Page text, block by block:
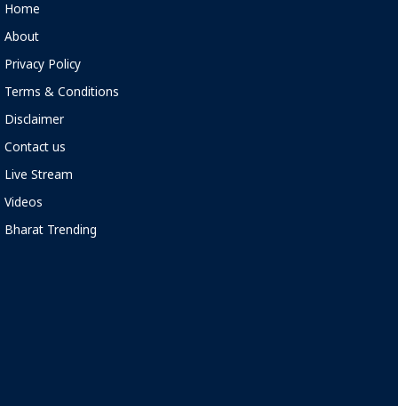
Home
About
Privacy Policy
Terms & Conditions
Disclaimer
Contact us
Live Stream
Videos
Bharat Trending